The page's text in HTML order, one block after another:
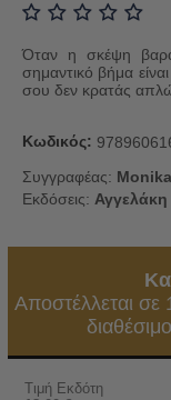
Όταν η σκέψη
σημαντικό βήμα
σου δεν κρατάς
Κωδικός:
Συγγραφέας:
Εκδόσεις: Αγγελάκη
Αποστέλλεται
Τιμή Εκδότη